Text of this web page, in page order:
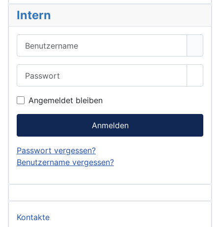
Intern
Angemeldet bleiben
Anmelden
Passwort vergessen?
Benutzername vergessen?
Kontakte